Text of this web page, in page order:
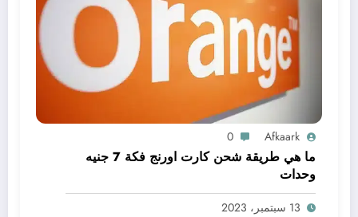
Afkaark
0
ما هي طريقة شحن كارت اورنج فكة 7 جنيه
وحدات
13 سبتمبر، 2023